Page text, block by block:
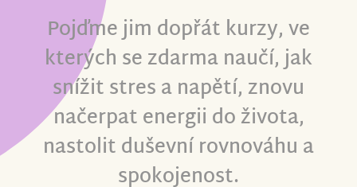
Pojďme jim dopřát kurzy, ve
kterých se zdarma naučí, jak
snížit stres a napětí, znovu
načerpat energii do života,
nastolit duševní rovnováhu a
spokojenost.